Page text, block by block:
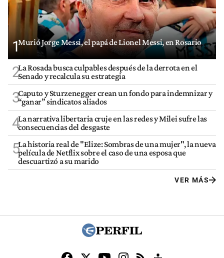
1Murió Jorge Messi, el papá de Lionel Messi, en Rosario
2La Rosada busca culpables después de la derrota en el
Senado y recalcula su estrategia
3Caputo y Sturzenegger crean un fondo para indemnizar y
“ganar” sindicatos aliados
4La narrativa libertaria cruje en las redes y Milei sufre las
consecuencias del desgaste
5La historia real de "Elize: Sombras de una mujer", la nueva
película de Netflix sobre el caso de una esposa que
descuartizó a su marido
VER MÁS